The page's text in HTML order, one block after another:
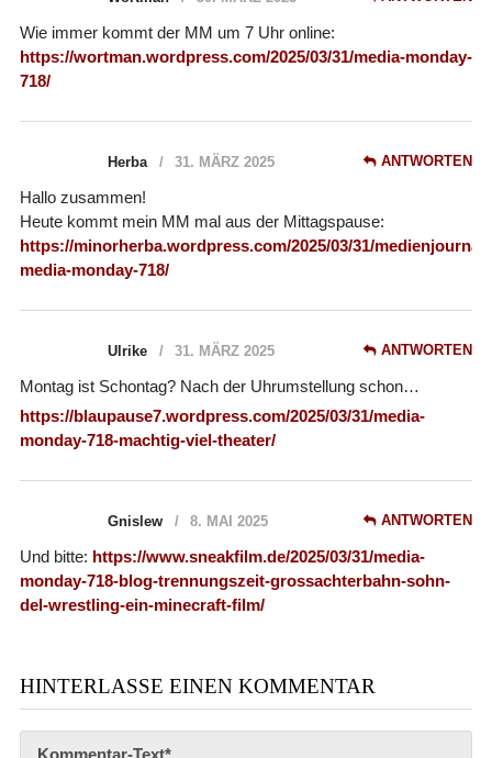
Wie immer kommt der MM um 7 Uhr online:
https://wortman.wordpress.com/2025/03/31/media-monday-
718/
Herba 31. MÄRZ 2025 ANTWORTEN
Hallo zusammen!
Heute kommt mein MM mal aus der Mittagspause:
https://minorherba.wordpress.com/2025/03/31/medienjournal-
media-monday-718/
Ulrike 31. MÄRZ 2025 ANTWORTEN
Montag ist Schontag? Nach der Uhrumstellung schon…
https://blaupause7.wordpress.com/2025/03/31/media-
monday-718-machtig-viel-theater/
Gnislew 8. MAI 2025 ANTWORTEN
Und bitte: https://www.sneakfilm.de/2025/03/31/media-
monday-718-blog-trennungszeit-grossachterbahn-sohn-
del-wrestling-ein-minecraft-film/
HINTERLASSE EINEN KOMMENTAR